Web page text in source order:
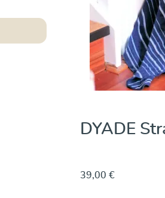
DYADE
39,00 €